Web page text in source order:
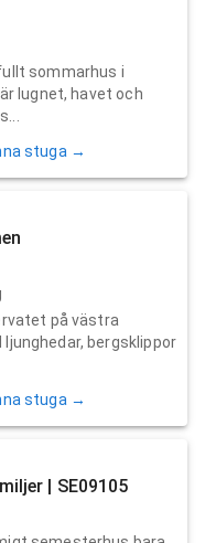
sommarhus i
lugnet, havet och
stuga →
på västra
bergsklippor
stuga →
| SE09105